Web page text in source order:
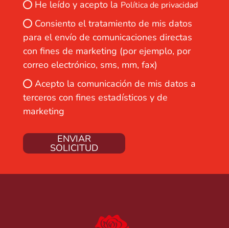
He leído y acepto la Política de privacidad
Consiento el tratamiento de mis datos
para el envío de comunicaciones directas
con fines de marketing (por ejemplo, por
correo electrónico, sms, mm, fax)
Acepto la comunicación de mis datos a
terceros con fines estadísticos y de
marketing
ENVIAR
SOLICITUD